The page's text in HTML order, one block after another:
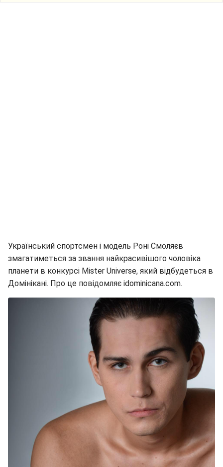
Український спортсмен і модель Роні Смоляєв
змагатиметься за звання найкрасивішого чоловіка
планети в конкурсі Mister Universe, який відбудеться в
Домінікані. Про це повідомляє idominicana.com.